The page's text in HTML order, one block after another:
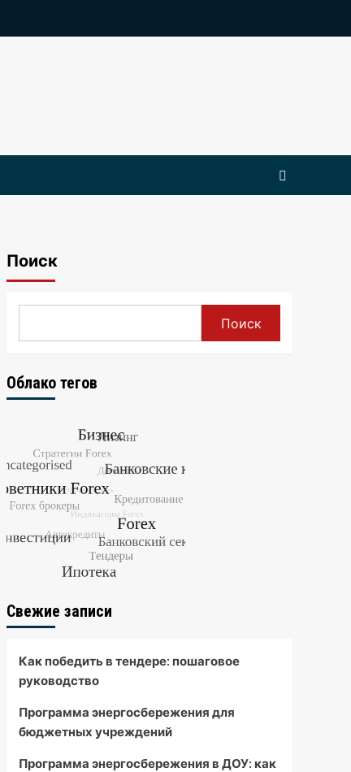
Поиск
Поиск
Облако тегов
Свежие записи
Как победить в тендере: пошаговое
руководство
Программа энергосбережения для
бюджетных учреждений
Программа энергосбережения в ДОУ: как